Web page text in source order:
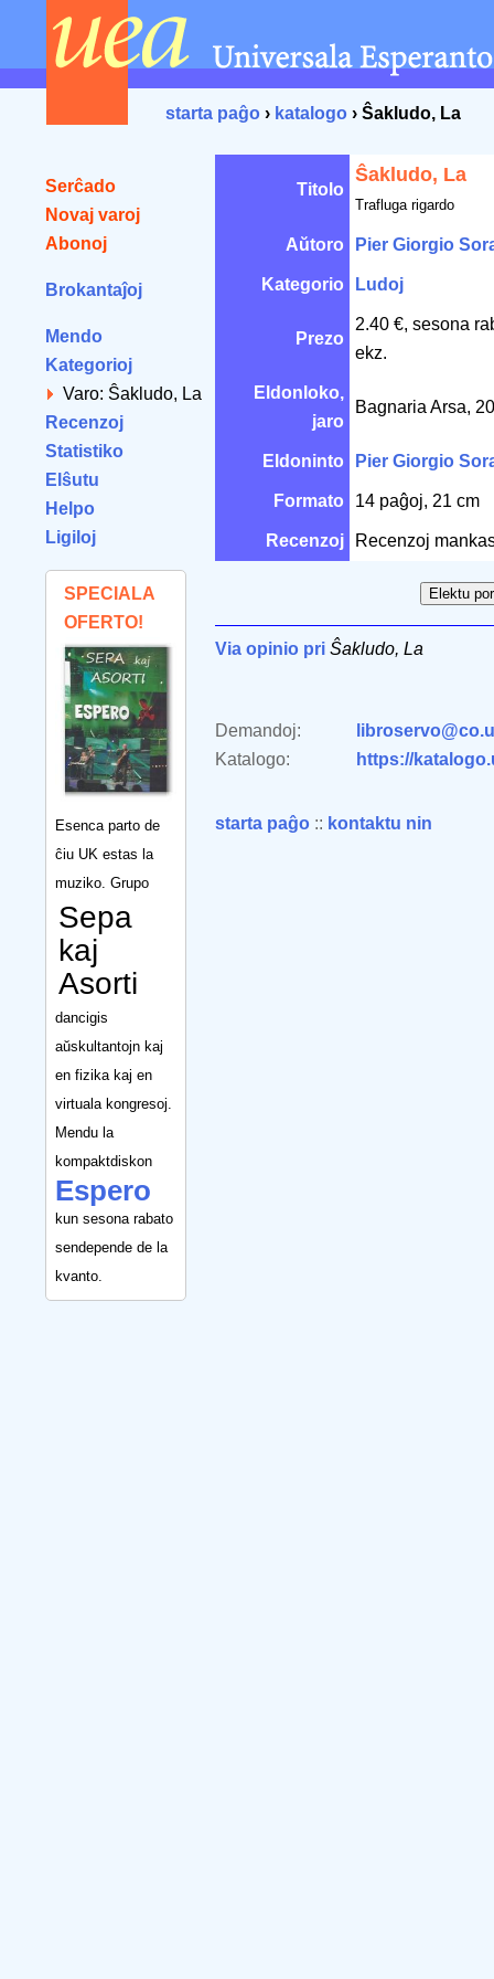
starta paĝo › katalogo › Ŝakludo, La
Serĉado
Novaj varoj
Abonoj
Brokantaĵoj
Mendo
Kategorioj
Varo: Ŝakludo, La
Recenzoj
Statistiko
Elŝutu
Helpo
Ligiloj
SPECIALA
OFERTO!
Esenca parto de
ĉiu UK estas la
muziko. Grupo
Sepa
kaj
Asorti
dancigis
aŭskultantojn kaj
en fizika kaj en
virtuala kongresoj.
Mendu la
kompaktdiskon
Espero
kun sesona rabato
sendepende de la
kvanto.
Titolo
Ŝakludo, La
Trafluga rigardo
Aŭtoro Pier Giorgio
Kategorio Ludoj
Prezo
2.40 €, sesona
ekz.
Eldonloko,
jaro
Bagnaria Arsa,
Eldoninto Pier Giorgio
Formato 14 paĝoj, 21 cm
Recenzoj Recenzoj
Via opinio pri Ŝakludo, La
Demandoj:
Katalogo:
https://
starta paĝo :: kontaktu nin